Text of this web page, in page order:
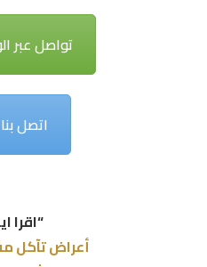
تواصل عبر
اتصل
“اقرا
أعراض تآكل